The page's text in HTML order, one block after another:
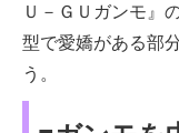
Ｕ－ＧＵガンモ』
型で愛嬌がある部
う。